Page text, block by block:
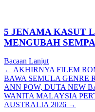
5 JENAMA KASUT
MENGUBAH
Bacaan Lanjut
Posts
navigation
← AKHIRNYA FILEM
BAWA SEMULA GENRE
ANN POW, DUTA NEW
WANITA MALAYSIA
AUSTRALIA 2026 →